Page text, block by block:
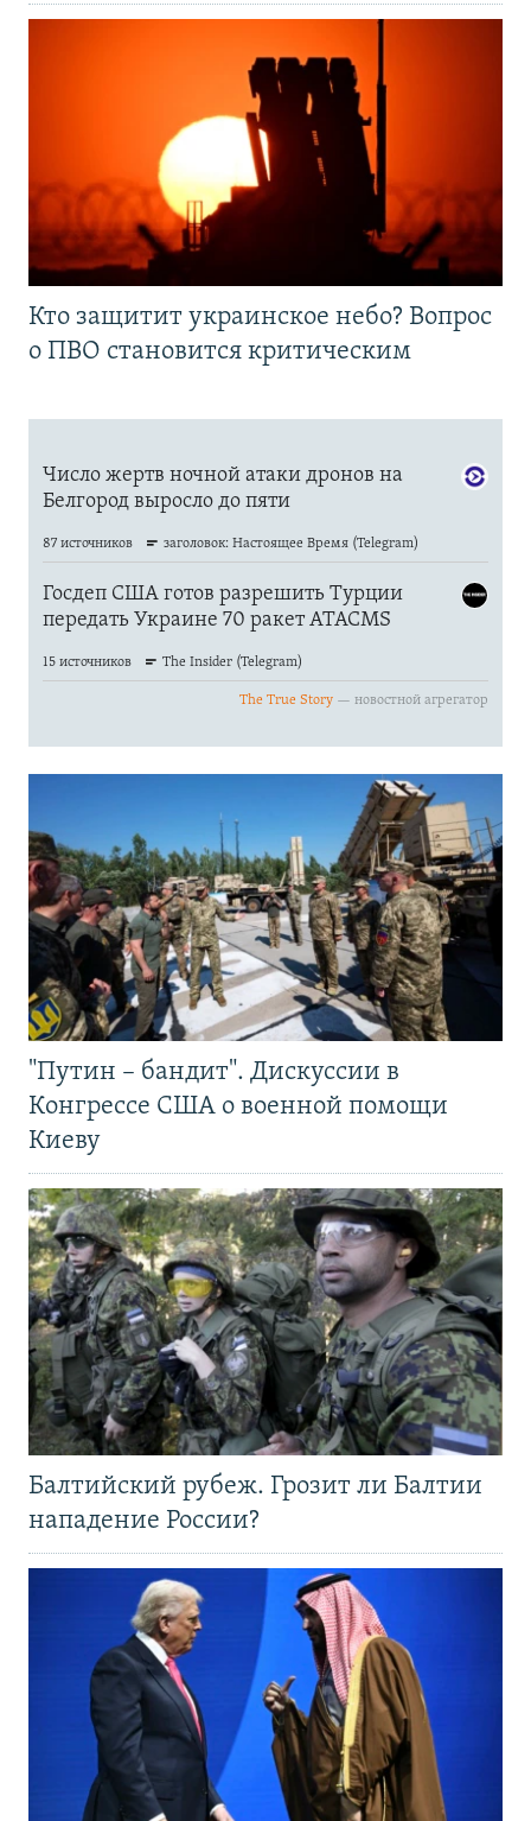
Кто защитит украинское небо? Вопрос
о ПВО становится критическим
"Путин – бандит". Дискуссии в
Конгрессе США о военной помощи
Киеву
Балтийский рубеж. Грозит ли Балтии
нападение России?